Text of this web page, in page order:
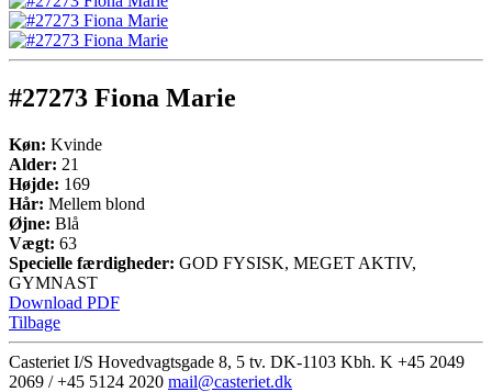
#27273 Fiona Marie
Køn: Kvinde
Alder: 21
Højde: 169
Hår: Mellem blond
Øjne: Blå
Vægt: 63
Specielle færdigheder: GOD FYSISK, MEGET AKTIV,
GYMNAST
Download PDF
Tilbage
Casteriet I/S Hovedvagtsgade 8, 5 tv. DK-1103 Kbh. K +45 2049
2069 / +45 5124 2020 mail@casteriet.dk